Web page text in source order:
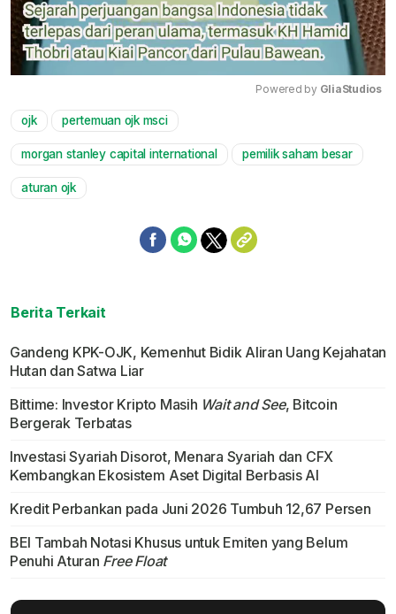
Powered by GliaStudios
ojk pertemuan ojk msci
morgan stanley capital international pemilik saham besar
aturan ojk
Berita Terkait
Gandeng KPK-OJK, Kemenhut Bidik Aliran Uang Kejahatan
Hutan dan Satwa Liar
Bittime: Investor Kripto Masih Wait and See, Bitcoin
Bergerak Terbatas
Investasi Syariah Disorot, Menara Syariah dan CFX
Kembangkan Ekosistem Aset Digital Berbasis AI
Kredit Perbankan pada Juni 2026 Tumbuh 12,67 Persen
BEI Tambah Notasi Khusus untuk Emiten yang Belum
Penuhi Aturan Free Float